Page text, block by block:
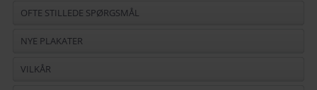
OFTE STILLEDE SPØRGSMÅL
NYE PLAKATER
VILKÅR